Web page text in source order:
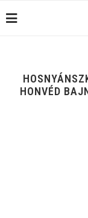
HONVÉD